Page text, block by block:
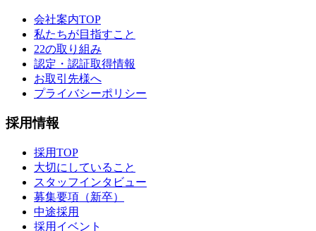
会社案内TOP
私たちが目指すこと
22の取り組み
認定・認証取得情報
お取引先様へ
プライバシーポリシー
採用情報
採用TOP
大切にしていること
スタッフインタビュー
募集要項（新卒）
中途採用
採用イベント